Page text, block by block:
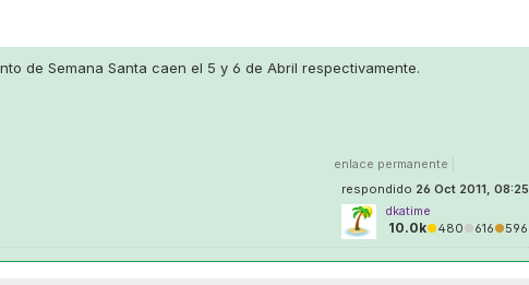
de Semana Santa caen el 5 y 6 de Abril respectivamente.
enlace permanente
respondido 26 Oct 2011, 08:25
dkatime
10.0k●480●616●596